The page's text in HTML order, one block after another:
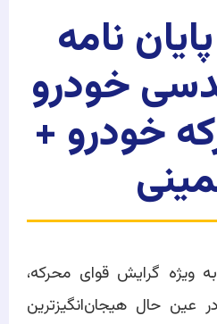
نامه
خودرو
خودرو +
ویژه گرایش قوای محرکه،
عین حال هیجان‌انگیزترین